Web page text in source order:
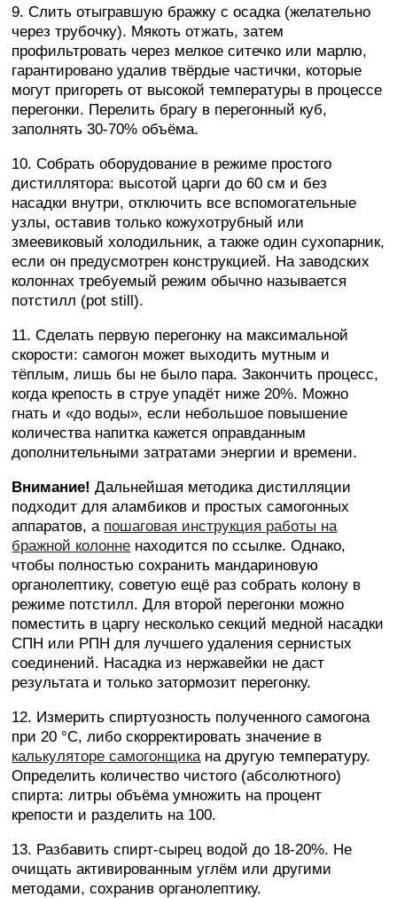
9. Слить отыгравшую бражку с осадка (желательно
через трубочку). Мякоть отжать, затем
профильтровать через мелкое ситечко или марлю,
гарантировано удалив твёрдые частички, которые
могут пригореть от высокой температуры в процессе
перегонки. Перелить брагу в перегонный куб,
заполнять 30-70% объёма.
10. Собрать оборудование в режиме простого
дистиллятора: высотой царги до 60 см и без
насадки внутри, отключить все вспомогательные
узлы, оставив только кожухотрубный или
змеевиковый холодильник, а также один сухопарник,
если он предусмотрен конструкцией. На заводских
колоннах требуемый режим обычно называется
потстилл (pot still).
11. Сделать первую перегонку на максимальной
скорости: самогон может выходить мутным и
тёплым, лишь бы не было пара. Закончить процесс,
когда крепость в струе упадёт ниже 20%. Можно
гнать и «до воды», если небольшое повышение
количества напитка кажется оправданным
дополнительными затратами энергии и времени.
Внимание!Дальнейшая методика дистилляции
подходит для аламбиков и простых самогонных
аппаратов, а пошаговая инструкция работы на
бражной колонне находится по ссылке. Однако,
чтобы полностью сохранить мандариновую
органолептику, советую ещё раз собрать колону в
режиме потстилл. Для второй перегонки можно
поместить в царгу несколько секций медной насадки
СПН или РПН для лучшего удаления сернистых
соединений. Насадка из нержавейки не даст
результата и только затормозит перегонку.
12. Измерить спиртуозность полученного самогона
при 20 °C, либо скорректировать значение в
калькуляторе самогонщика на другую температуру.
Определить количество чистого (абсолютного)
спирта: литры объёма умножить на процент
крепости и разделить на 100.
13. Разбавить спирт-сырец водой до 18-20%. Не
очищать активированным углём или другими
методами, сохранив органолептику.